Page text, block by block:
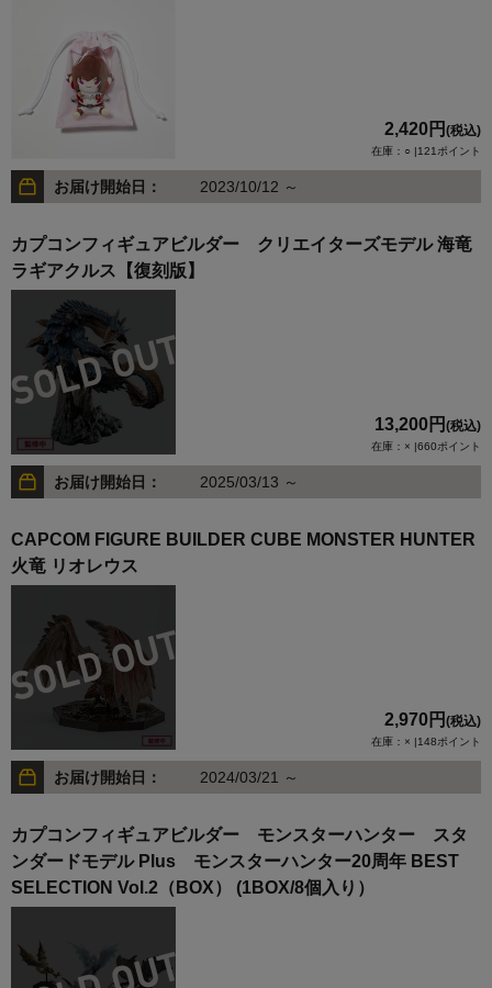
2,420円 (税込)
在庫：○ |121ポイント
お届け開始日： 2023/10/12 ～
カプコンフィギュアビルダー クリエイターズモデル 海竜
ラギアクルス【復刻版】
13,200円 (税込)
在庫：× |660ポイント
お届け開始日： 2025/03/13 ～
CAPCOM FIGURE BUILDER CUBE MONSTER HUNTER
火竜 リオレウス
2,970円 (税込)
在庫：× |148ポイント
お届け開始日： 2024/03/21 ～
カプコンフィギュアビルダー モンスターハンター スタ
ンダードモデル Plus モンスターハンター20周年 BEST
SELECTION Vol.2（BOX） (1BOX/8個入り）